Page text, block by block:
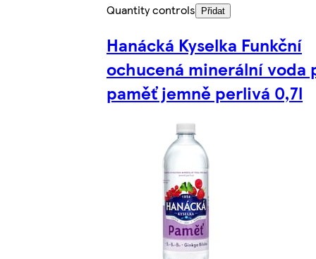
Quantity controls
Přidat
Hanácká Kyselka Funkční
ochucená minerální voda
paměť jemně perlivá 0,7l